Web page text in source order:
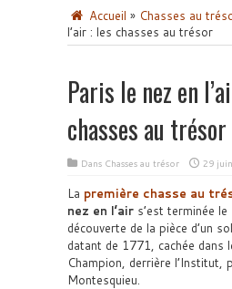
Accueil » Chasses au
l’air : les chasses au trésor
Paris le nez en
chasses au trésor
Dans Chasses au trésor 29
La première chasse au
nez en l’air s’est terminée
découverte de la pièce d’un
datant de 1771, cachée dans
Champion, derrière l’Institut,
Montesquieu.